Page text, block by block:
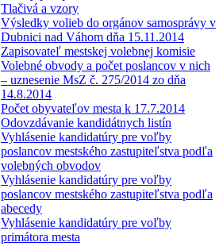
Tlačivá a vzory
Výsledky volieb do orgánov samosprávy v
Dubnici nad Váhom dňa 15.11.2014
Zapisovateľ mestskej volebnej komisie
Volebné obvody a počet poslancov v nich
– uznesenie MsZ č. 275/2014 zo dňa
14.8.2014
Počet obyvateľov mesta k 17.7.2014
Odovzdávanie kandidátnych listín
Vyhlásenie kandidatúry pre voľby
poslancov mestského zastupiteľstva podľa
volebných obvodov
Vyhlásenie kandidatúry pre voľby
poslancov mestského zastupiteľstva podľa
abecedy
Vyhlásenie kandidatúry pre voľby
primátora mesta